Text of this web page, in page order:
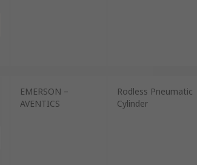
EMERSON –
AVENTICS
Rodless Pneumatic
Cylinder